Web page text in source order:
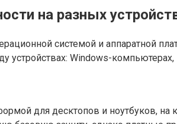
на разных
системой и аппаратной
устройствах: Windows-компьютерах,
для десктопов и ноутбуков,